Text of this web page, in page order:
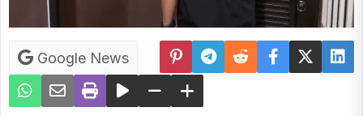
Google News